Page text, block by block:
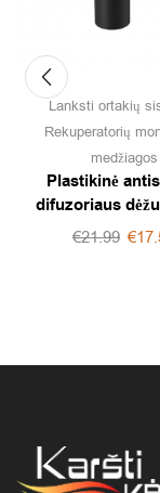
Lanksti ortakių
Rekuperatorių
medžiagos
Plastikinė
difuzoriaus
€21.99 €